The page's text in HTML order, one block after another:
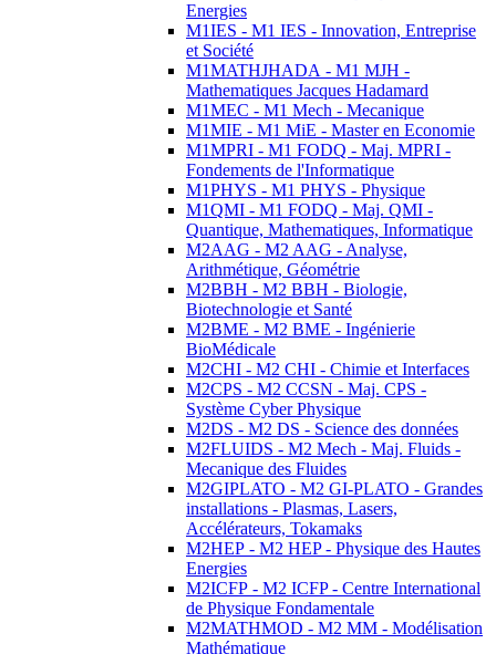
Energies
M1IES - M1 IES - Innovation, Entreprise
et Société
M1MATHJHADA - M1 MJH -
Mathematiques Jacques Hadamard
M1MEC - M1 Mech - Mecanique
M1MIE - M1 MiE - Master en Economie
M1MPRI - M1 FODQ - Maj. MPRI -
Fondements de l'Informatique
M1PHYS - M1 PHYS - Physique
M1QMI - M1 FODQ - Maj. QMI -
Quantique, Mathematiques, Informatique
M2AAG - M2 AAG - Analyse,
Arithmétique, Géométrie
M2BBH - M2 BBH - Biologie,
Biotechnologie et Santé
M2BME - M2 BME - Ingénierie
BioMédicale
M2CHI - M2 CHI - Chimie et Interfaces
M2CPS - M2 CCSN - Maj. CPS -
Système Cyber Physique
M2DS - M2 DS - Science des données
M2FLUIDS - M2 Mech - Maj. Fluids -
Mecanique des Fluides
M2GIPLATO - M2 GI-PLATO - Grandes
installations - Plasmas, Lasers,
Accélérateurs, Tokamaks
M2HEP - M2 HEP - Physique des Hautes
Energies
M2ICFP - M2 ICFP - Centre International
de Physique Fondamentale
M2MATHMOD - M2 MM - Modélisation
Mathématique